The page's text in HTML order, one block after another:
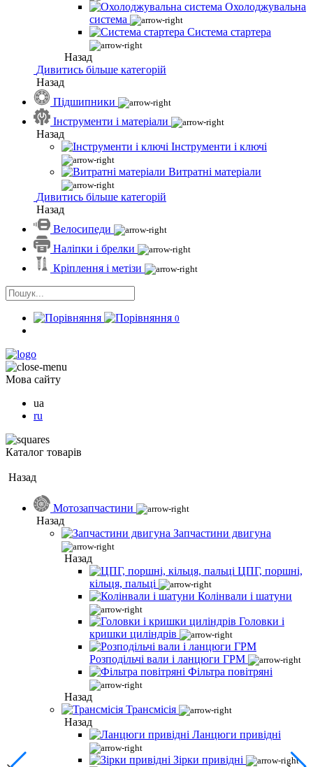
Охолоджувальна
система
Система стартера
Назад
Дивитись більше категорій
Назад
Підшипники
Інструменти і матеріали
Назад
Інструменти і ключі
Витратні матеріали
Дивитись більше категорій
Назад
Велосипеди
Наліпки і брелки
Кріплення і метізи
0
Мова сайту
ua
ru
Каталог товарів
Назад
Мотозапчастини
Назад
Запчастини двигуна
Назад
ЦПГ, поршні,
кільця, пальці
Колінвали і шатуни
Головки і
кришки циліндрів
Розподільчі вали і ланцюги ГРМ
Фільтра повітряні
Назад
Трансмісія
Назад
Ланцюги привідні
Зірки привідні